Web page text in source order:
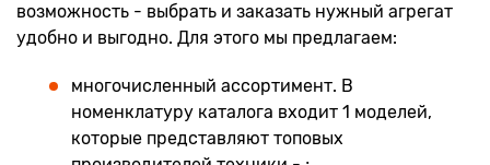
возможность - выбрать и заказать нужный агрегат
удобно и выгодно. Для этого мы предлагаем:
многочисленный ассортимент. В
номенклатуру каталога входит 1 моделей,
которые представляют топовых